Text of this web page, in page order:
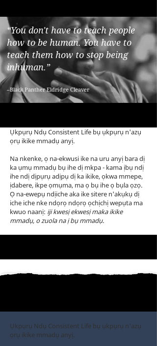
“You don't have to teach people
how to be human. You have to
teach them how to stop being
inhuman.”
–Black Panther Eldridge Cleaver
Ụkpụrụ Ndụ Consistent Life bụ ụkpụrụ n'azụ
ọrụ ikike mmadụ anyị.
Na nkenke, ọ na-ekwusi ike na uru anyị bara dị
ka ụmụ mmadụ bụ ihe dị mkpa - kama ịbụ ndị
ihe ndị dịpụrụ adịpụ dị ka ikike, ọkwa mmepe,
ịdabere, ikpe ọmụma, ma ọ bụ ihe ọ bụla ọzọ.
Ọ na-ewepụ ndịiche aka ike sitere n'akụkụ dị
iche iche nke ndọrọ ndọrọ ọchịchị wepụta ma
kwuo naanị: iji kwesị ekwesị maka ikike
mmadụ, o zuola na ị bụ mmadụ.
Ụkpụrụ Ndụ Consistent Life bụ ụkpụrụ n'azụ
ọrụ ikike mmadụ anyị.